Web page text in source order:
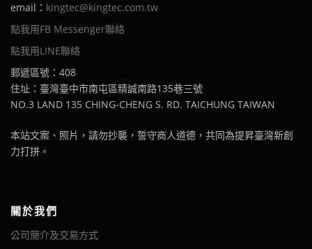
email： kingtec@kingtec.com.tw
點我用FB Messenger聯絡
點我用LINE聯絡
郵遞區號：408
住址：臺灣臺中市南屯區精誠南路135巷三號
NO.3 LAND 135 CHING-CHENG S. RD. TAICHUNG TAIWAN
本站文案、照片，請勿抄襲，誓守商人道德，共同為提昇臺灣新創
力打拼。
關於我們
公司簡介及交易方式